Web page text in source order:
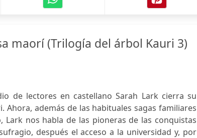
maorí (Trilogía del árbol Kauri 3)
de lectores en castellano Sarah Lark cierra su
Ahora, además de las habituales sagas familiares
Lark nos habla de las pioneras de las conquistas
después el acceso a la universidad y, por